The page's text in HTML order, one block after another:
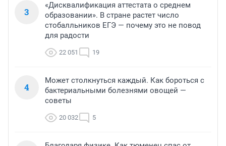
3
«Дисквалификация аттестата о среднем
образовании». В стране растет число
стобалльников ЕГЭ — почему это не повод
для радости
22 051 19
4
Может столкнуться каждый. Как бороться с
бактериальными болезнями овощей —
советы
20 032 5